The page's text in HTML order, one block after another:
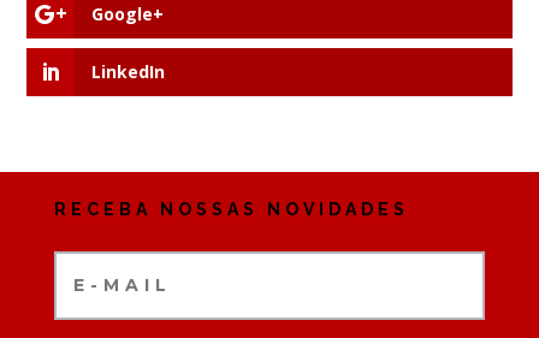
Google+
LinkedIn
RECEBA NOSSAS NOVIDADES